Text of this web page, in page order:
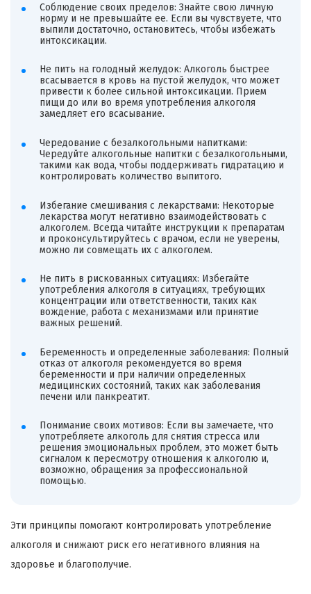
Соблюдение своих пределов: Знайте свою личную
норму и не превышайте ее. Если вы чувствуете, что
выпили достаточно, остановитесь, чтобы избежать
интоксикации.
Не пить на голодный желудок: Алкоголь быстрее
всасывается в кровь на пустой желудок, что может
привести к более сильной интоксикации. Прием
пищи до или во время употребления алкоголя
замедляет его всасывание.
Чередование с безалкогольными напитками:
Чередуйте алкогольные напитки с безалкогольными,
такими как вода, чтобы поддерживать гидратацию и
контролировать количество выпитого.
Избегание смешивания с лекарствами: Некоторые
лекарства могут негативно взаимодействовать с
алкоголем. Всегда читайте инструкции к препаратам
и проконсультируйтесь с врачом, если не уверены,
можно ли совмещать их с алкоголем.
Не пить в рискованных ситуациях: Избегайте
употребления алкоголя в ситуациях, требующих
концентрации или ответственности, таких как
вождение, работа с механизмами или принятие
важных решений.
Беременность и определенные заболевания: Полный
отказ от алкоголя рекомендуется во время
беременности и при наличии определенных
медицинских состояний, таких как заболевания
печени или панкреатит.
Понимание своих мотивов: Если вы замечаете, что
употребляете алкоголь для снятия стресса или
решения эмоциональных проблем, это может быть
сигналом к пересмотру отношения к алкоголю и,
возможно, обращения за профессиональной
помощью.
Эти принципы помогают контролировать употребление
алкоголя и снижают риск его негативного влияния на
здоровье и благополучие.